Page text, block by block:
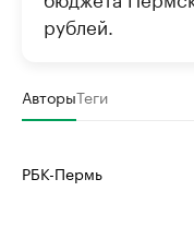
рублей.
АвторыТеги
РБК-Пермь